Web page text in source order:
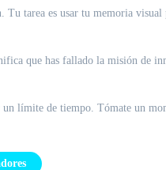
tarea es usar tu memoria
que has fallado la misión de
límite de tiempo. Tómate un